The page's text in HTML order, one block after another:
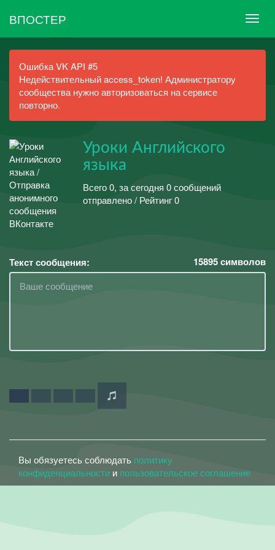
ВПОСТЕР
Ошибка VK API #5
Недействительный access_token! Администратору
сообщества нужно авторизоваться на сервисе
повторно.
Уроки Английского
языка
Всего 0, за сегодня 0 сообщений
отправлено / Рейтинг 0
Текст сообщения: 15895символов
Вы обязуетесь соблюдать политику
конфиденциальности и пользовательское соглашение